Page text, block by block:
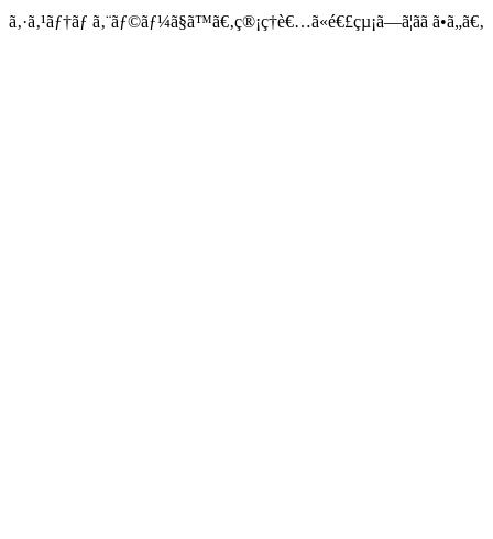
ã‚·ã‚¹ãƒ†ãƒ ã‚¨ãƒ©ãƒ¼ã§ã™ã€‚ç®¡ç†è€…ã«é€£çµ¡ã—ã¦ãã ã•ã„ã€‚